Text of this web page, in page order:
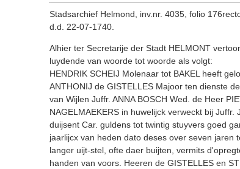
Stadsarchief Helmond, inv.nr. 4035, folio
d.d. 22-07-1740.
Alhier ter Secretarije der Stadt HELMONT
luydende van woorde tot woorde als volgt:
HENDRIK SCHEIJ Molenaar tot BAKEL heeft
ANTHONIJ de GISTELLES Majoor ten dienste
van Wijlen Juffr. ANNA BOSCH Wed. de Heer
NAGELMAEKERS in huwelijck verweckt bij
duijsent Car. guldens tot twintig stuyvers goed
jaarlijcx van heden dato deses over seven
langer uijt-st­el, ofte daer buijten, vermits
handen van voors. Heeren de GISTELLES en